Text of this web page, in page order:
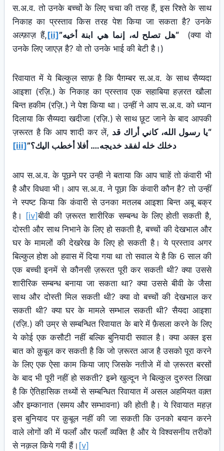
स.अ.व. तो उनके बच्चों के लिए चचा की तरह हैं, इस रिश्ते के साथ
निकाह का प्रस्ताव किस तरह पेश किया जा सकता है? उनके
अल्फ़ाज़ हैं,
“هل تصلح له، إنما هي ابنة أخيه”[ii]
(क्या वो
उनके लिए जाएज़ है? वो तो उनके भाई की बेटी है।)
रिवायात में ये बिल्कुल साफ़ है कि पैग़म्बर स.अ.व. के साथ सैय्यदा
आइशा (रज़ि.) के निकाह का प्रस्ताव एक सहाबिया हज़रत खौला
बिन्त हकीम (रज़ि.) ने पेश किया था। उन्हीं ने आप स.अ.व. को ध्यान
दिलाया कि सैय्यदा खदीजा (रज़ि.) से साथ छूट जाने के बाद आपकी
ज़रूरत है कि आप शादी कर लें, “يا رسول الله، كاني أراك قد
دخلك خله لفقد خديجه…. أفلا أخطب اليك؟”[iii]
आप स.अ.व. के पूछने पर उन्ही ने बताया कि आप चाहें तो कंवारी भी
है और विधवा भी। आप स.अ.व. ने पूछा कि कंवारी कौन है? तो उन्हीं
ने स्पष्ट किया कि कंवारी से उनका मतलब आइशा बिन्त अबू बक्र
है।
[iv]बीवी की ज़रूरत शारीरिक सम्बन्ध के लिए होती सकती है,
दोस्ती और साथ निभाने के लिए हो सकती है, बच्चों की देखभाल और
घर के मामलों की देखरेख के लिए हो सकती है। ये प्रस्ताव अगर
बिल्कुल होश ओ हवास में दिया गया था तो सवाल ये है कि 6 साल की
एक बच्ची इनमें से कौनसी ज़रूरत पूरी कर सकती थी? क्या उससे
शारीरिक सम्बन्ध बनाया जा सकता था? क्या उससे बीवी के जैसा
साथ और दोस्ती मिल सकती थी? क्या वो बच्चों की देखभाल कर
सकती थी? क्या घर के मामले सम्भाल सकती थी? सैयदा आइशा
(रज़ि.) की उम्र से सम्बन्धित रिवायात के बारे में फ़ैसला करने के लिए
ये कोई एक कसौटी नहीं बल्कि बुनियादी सवाल है। क्या अक्ल इस
बात को क़ुबूल कर सकती है कि जो ज़रूरत आज है उसको पूरा करने
के लिए एक ऐसा काम किया जाए जिसके नतीजे में वो ज़रूरत बरसों
के बाद भी पूरी नहीं हो सकती? इब्ने खुल्दून ने बिल्कुल दुरुस्त लिखा
है कि ऐतिहासिक तथ्यों से सम्बन्धित रिवायात में असल अहमियत वक़्त
और इम्कानात (समय और सम्भावना) की होती है। ये रिवायात महज़
इस बुनियाद पर क़ुबूल नहीं की जा सकती कि उनको बयान करने
वाले लोगों की में फलाँ और फलाँ व्यक्ति है और ये विश्वसनीय तरीकों
से नक़ल किये गयी हैं। [v]